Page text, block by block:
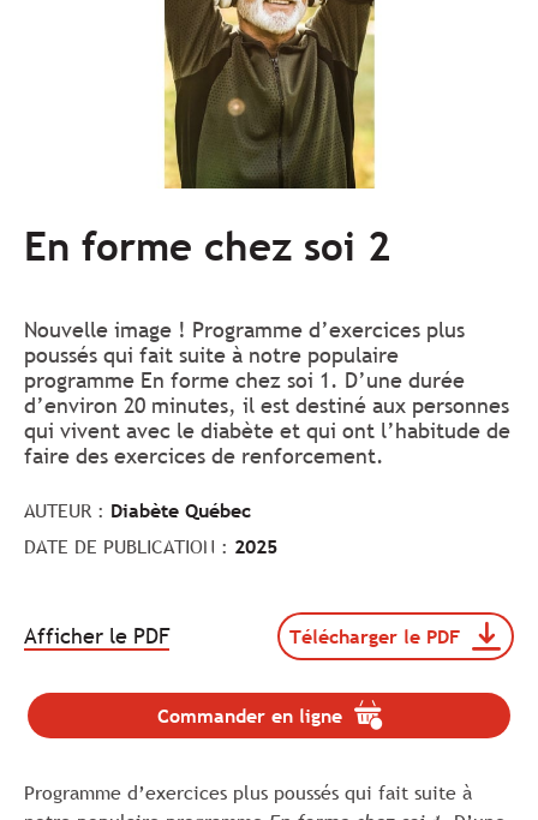
En forme chez soi 2
Nouvelle image ! Programme d’exercices plus
poussés qui fait suite à notre populaire
programme En forme chez soi 1. D’une durée
d’environ 20 minutes, il est destiné aux personnes
qui vivent avec le diabète et qui ont l’habitude de
faire des exercices de renforcement.
AUTEUR : Diabète Québec
DATE DE PUBLICATION : 2025
Afficher le PDF.
Le
va
s'ouvrir
un
Télécharger le PDF
Télécharger
le
document
112382-
DQC25-
EnFormeCS2-
FR_web
Commander en ligne
.
Le
va
Programme d’exercices plus poussés qui fait suite à